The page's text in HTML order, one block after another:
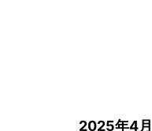
2025年4月